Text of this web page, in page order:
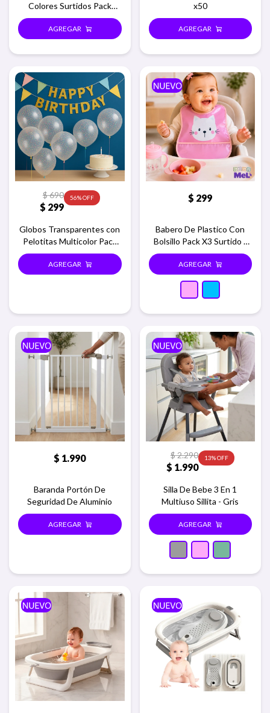
Colores Surtidos Pack
x100
x50
$ 299
$690 56
Globos Transparentes con
Pelotitas Multicolor Pack
x50
$ 299
Babero De Plastico Con
Bolsillo Pack X3 Surtido -
Surtido nena
$ 1.990
Baranda Portón De
Seguridad De Aluminio
$ 1.990
$2.290 13
Silla De Bebe 3 En 1
Multiuso Sillita - Gris